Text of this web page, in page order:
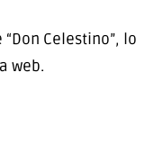
Celestino”, lo
web.